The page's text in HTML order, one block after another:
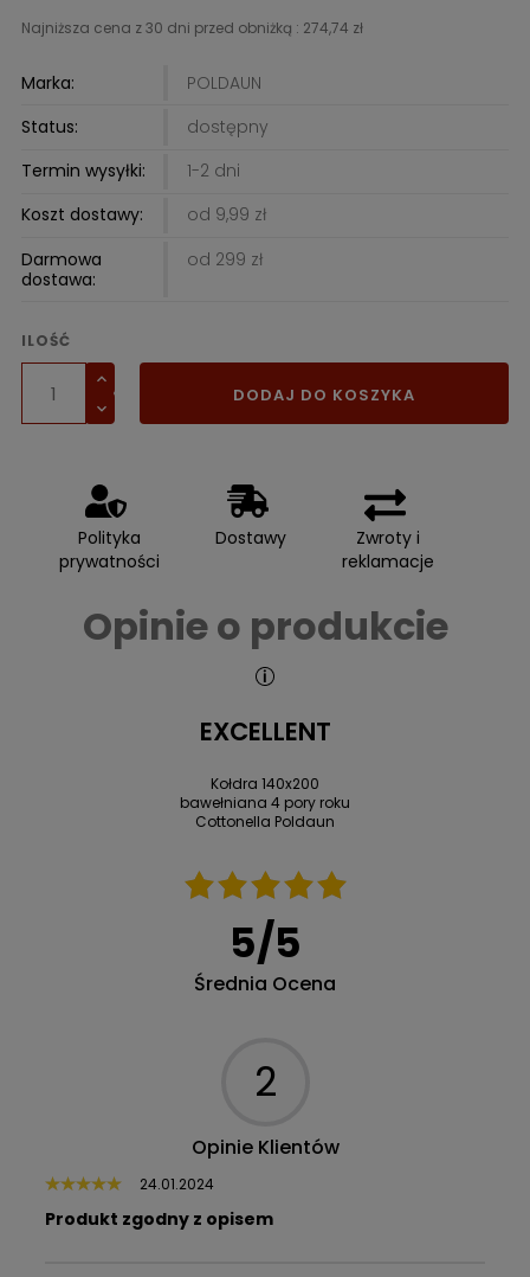
Najniższa cena z 30 dni przed obniżką : 274,74 zł
Marka:
POLDAUN
Status:
dostępny
Termin wysyłki:
1-2 dni
Koszt dostawy:
od 9,99 zł
Darmowa
dostawa:
od 299 zł
ILOŚĆ
DODAJ DO KOSZYKA
Polityka
prywatności
Dostawy
Zwroty i
reklamacje
Opinie o produkcie
EXCELLENT
Kołdra 140x200
bawełniana 4 pory roku
Cottonella Poldaun
5/5
Średnia Ocena
2
Opinie Klientów
24.01.2024
Produkt zgodny z opisem